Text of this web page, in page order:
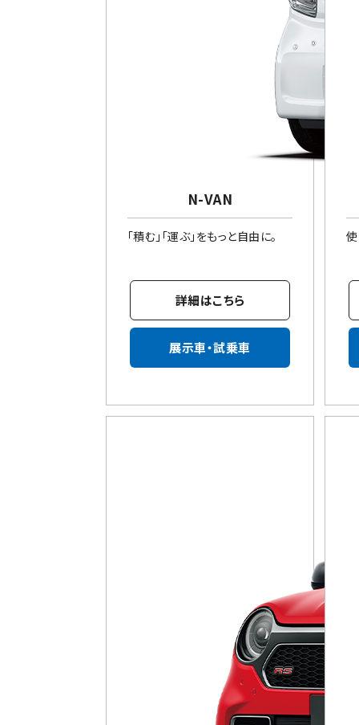
N-VAN
「積む」「運ぶ」をもっと自由に。
詳細はこちら
展示車・試乗車